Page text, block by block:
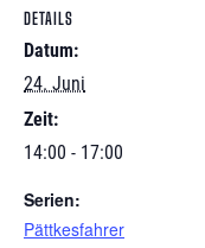
DETAILS
Datum:
24. Juni
Zeit:
14:00 - 17:00
Serien:
Pättkesfahrer